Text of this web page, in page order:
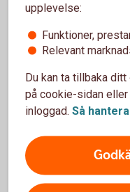
Tips om
Aktiellt
Dagliga
upplevelse:
Funktioner,
Relevant
Du kan ta tillbaka
på cookie-sidan eller
inloggad. Så